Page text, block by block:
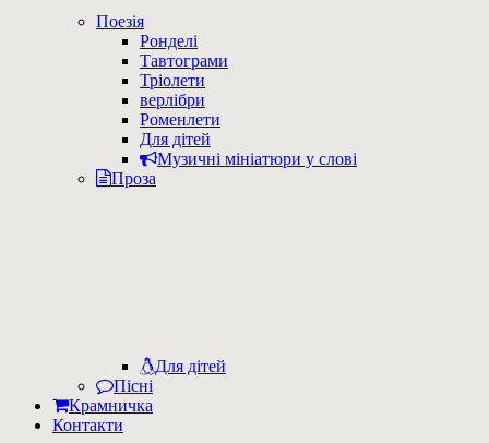
Поезія
Ронделі
Тавтограми
Тріолети
верлібри
Роменлети
Для дітей
Музичні мініатюри у слові
Проза
Для дітей
Пісні
Крамничка
Контакти